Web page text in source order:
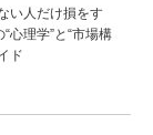
い人だけ損をす
心理学”と“市場構
ド